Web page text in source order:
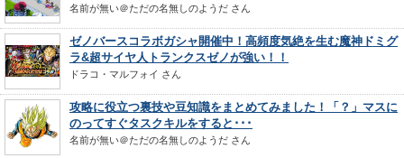
名前が無い＠ただの名無しのようだ さん
ゼノバースコラボガシャ開催中！高頻度気絶を生む魔神ドミグ
ラ&超サイヤ人トランクスゼノが強い！！
ドラコ・マルフォイ さん
攻略に役立つ裏技や豆知識をまとめてみました！「？」マスに
のってすぐタスクキルをすると･･･
名前が無い＠ただの名無しのようだ さん